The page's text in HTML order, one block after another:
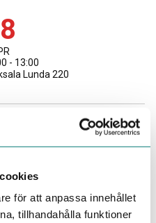
för att anpassa innehållet
tillhandahålla funktioner
- 13:00
Lunda 220
VD, gärna i ett ägarlett
tid fylld av frågor och
erfarenheter. Vi samlas för
och möjligheter
inspiration.